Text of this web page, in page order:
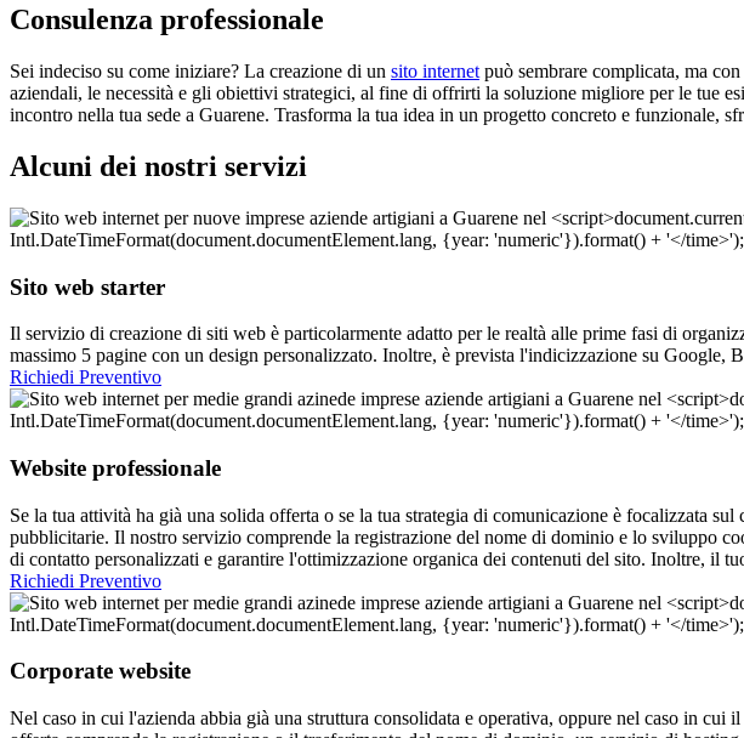
Consulenza professionale
Sei indeciso su come iniziare? La creazione di un sito internet può sembrare complicata, ma
aziendali, le necessità e gli obiettivi strategici, al fine di offrirti la soluzione migliore per le tue
incontro nella tua sede a Guarene. Trasforma la tua idea in un progetto concreto e funzionale,
Alcuni dei nostri servizi
Sito web starter
Il servizio di creazione di siti web è particolarmente adatto per le realtà alle prime fasi di
massimo 5 pagine con un design personalizzato. Inoltre, è prevista l'indicizzazione su Google,
Richiedi Preventivo
Website professionale
Se la tua attività ha già una solida offerta o se la tua strategia di comunicazione è focalizzata sul
pubblicitarie. Il nostro servizio comprende la registrazione del nome di dominio e lo sviluppo
di contatto personalizzati e garantire l'ottimizzazione organica dei contenuti del sito. Inoltre, il
Richiedi Preventivo
Corporate website
Nel caso in cui l'azienda abbia già una struttura consolidata e operativa, oppure nel caso in